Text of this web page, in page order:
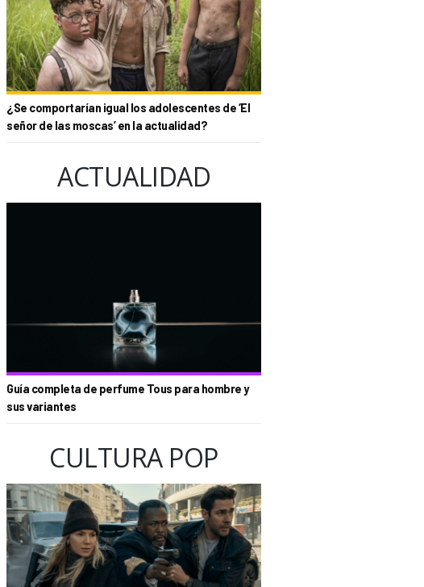
¿Se comportarían igual los adolescentes de ‘El
señor de las moscas’ en la actualidad?
ACTUALIDAD
Guía completa de perfume Tous para hombre y
sus variantes
CULTURA POP